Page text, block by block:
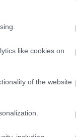
like cookies on
of the website